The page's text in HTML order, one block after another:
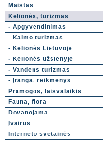
Maistas
Kelionės, turizmas
- Apgyvendinimas
- Kaimo turizmas
- Kelionės Lietuvoje
- Kelionės užsienyje
- Vandens turizmas
- Įranga, reikmenys
Pramogos, laisvalaikis
Fauna, flora
Dovanojama
Įvairūs
Interneto svetainės